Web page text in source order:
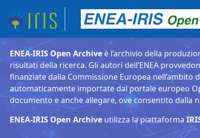
ENEA-IRIS Open Archive è l’archivio della
risultati della ricerca. Gli autori dell’ENEA
finanziate dalla Commissione Europea
automaticamente importate dal portale europeo
documento e anche allegare, ove consentito
ENEA-IRIS Open Archive utilizza la piattaforma